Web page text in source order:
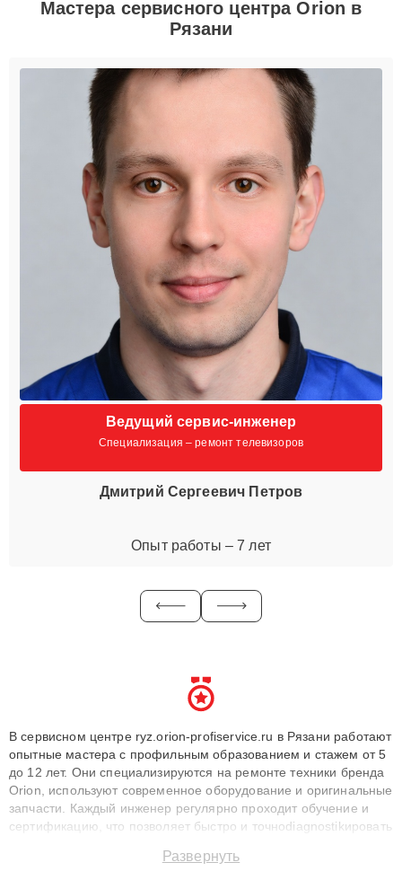
Мастера сервисного центра Orion в
Рязани
Ведущий сервис-инженер
Специализация – ремонт телевизоров
Дмитрий Сергеевич Петров
Опыт работы – 7 лет
В сервисном центре ryz.orion-profiservice.ru в Рязани работают
опытные мастера с профильным образованием и стажем от 5
до 12 лет. Они специализируются на ремонте техники бренда
Orion, используют современное оборудование и оригинальные
запчасти. Каждый инженер регулярно проходит обучение и
сертификацию, что позволяет быстро и точноdiagnostikировать
до 3 лет. Наши мастера решают сложные случаи: от замены
Развернуть